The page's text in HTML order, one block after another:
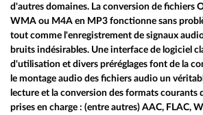
d'autres domaines. La conversion de fichiers
WMA ou M4A en MP3 fonctionne sans
tout comme l'enregistrement de signaux
bruits indésirables. Une interface de logiciel
d'utilisation et divers préréglages font de la
le montage audio des fichiers audio un
lecture et la conversion des formats courants
prises en charge : (entre autres) AAC, FLAC,